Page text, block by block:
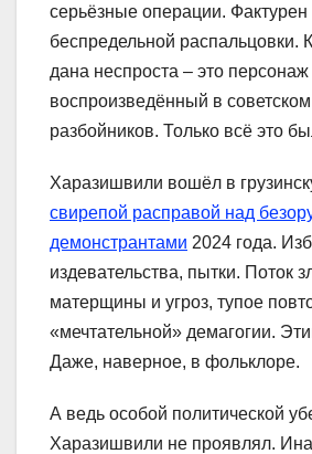
серьёзные операции.
беспредельной распальцовки.
дана неспроста – это
воспроизведённый в
разбойников. Только всё это
Харазишвили вошёл в
свирепой расправой над
демонстрантами 2024 года.
издевательства, пытки. Поток
матерщины и угроз, тупое
«мечтательной» демагогии.
Даже, наверное, в фольклоре.
А ведь особой политической
Харазишвили не проявлял.